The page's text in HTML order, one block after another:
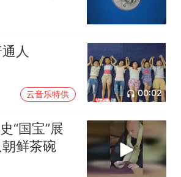
！
人
云音乐特供 00:02
“国宝”展
鲜茶碗